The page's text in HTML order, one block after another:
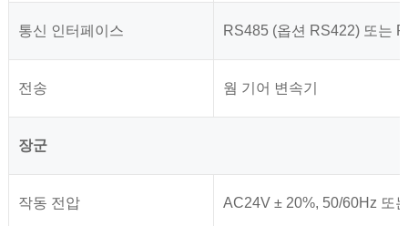
통신 인터페이스 RS485 (옵션 RS422) 또는
전송 웜 기어 변속기
장군
작동 전압 AC24V ± 20%, 50/60Hz 또